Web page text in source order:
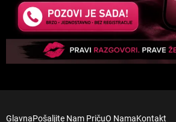
GlavnaPošaljite Nam PričuO NamaKontakt